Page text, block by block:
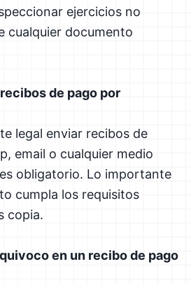
ejercicios no
cualquier documento
de pago por
legal enviar recibos de
email o cualquier medio
obligatorio. Lo importante
cumpla los requisitos
copia.
en un recibo de pago